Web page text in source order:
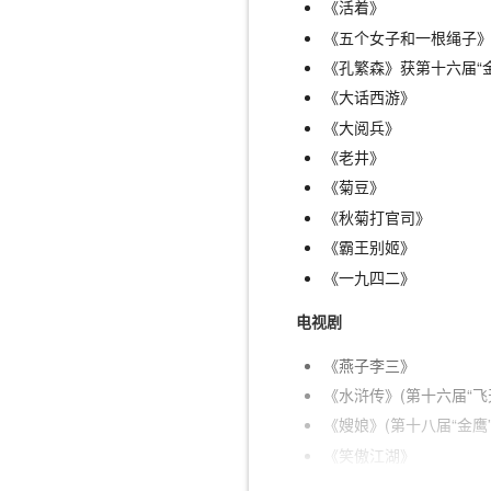
《活着》
《五个女子和一根绳子
《孔繁森》获第十六届
《大话西游》
《大阅兵》
《老井》
《菊豆》
《秋菊打官司》
《霸王别姬》
《一九四二》
电视剧
《燕子李三》
《水浒传》(第十六届“
《嫂娘》(第十八届“金
《笑傲江湖》